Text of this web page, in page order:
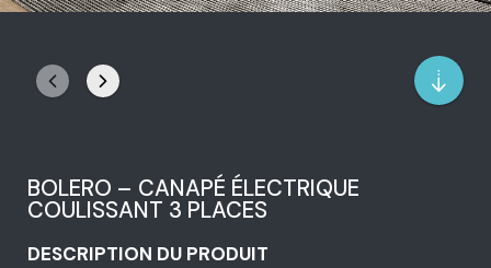
BOLERO – CANAPÉ ÉLECTRIQUE
COULISSANT 3 PLACES
DESCRIPTION DU PRODUIT